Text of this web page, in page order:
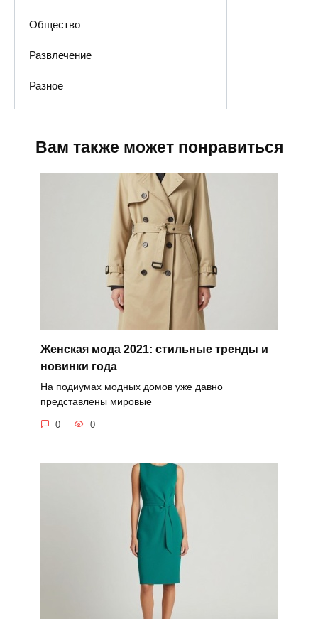
Общество
Развлечение
Разное
Вам также может понравиться
Женская мода 2021: стильные тренды и
новинки года
На подиумах модных домов уже давно
представлены мировые
0 0